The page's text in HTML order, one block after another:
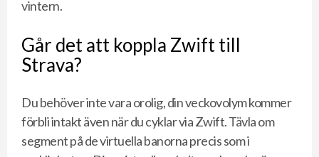
vintern.
Går det att koppla Zwift till
Strava?
Du behöver inte vara orolig, din veckovolym kommer
förbli intakt även när du cyklar via Zwift. Tävla om
segment på de virtuella banorna precis som i